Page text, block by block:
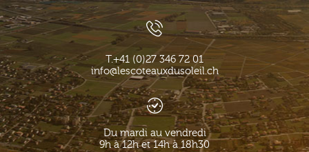
T.+41 (0)27 346 72 01
info@lescoteauxdusoleil.ch
Du mardi au vendredi
9h à 12h et 14h à 18h30